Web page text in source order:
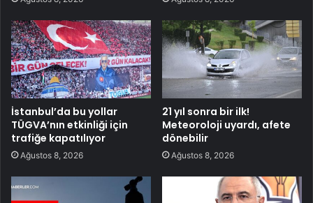
İstanbul’da bu yollar
TÜGVA’nın etkinliği için
trafiğe kapatılıyor
Ağustos 8, 2026
21 yıl sonra bir ilk!
Meteoroloji uyardı, afete
dönebilir
Ağustos 8, 2026